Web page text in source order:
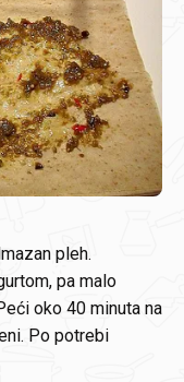
pleh.
pa malo
oko 40 minuta na
Po potrebi